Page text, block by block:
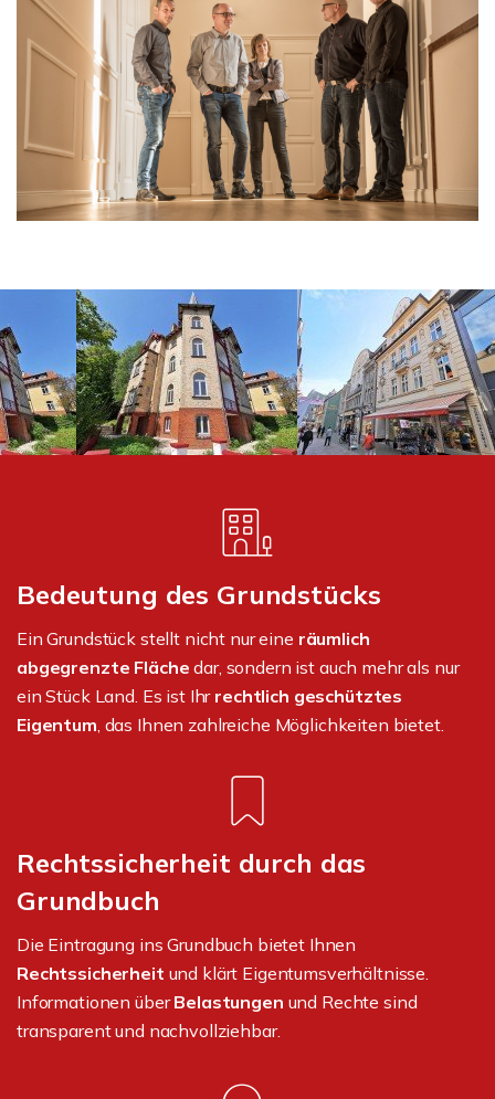
Bedeutung des Grundstücks
Ein Grundstück stellt nicht nur eine räumlich
abgegrenzte Fläche dar, sondern ist auch mehr als nur
ein Stück Land. Es ist Ihr rechtlich geschütztes
Eigentum , das Ihnen zahlreiche Möglichkeiten bietet.
Rechtssicherheit durch das
Grundbuch
Die Eintragung ins Grundbuch bietet Ihnen
Rechtssicherheit und klärt Eigentumsverhältnisse.
Informationen überBelastungen und Rechte sind
transparent und nachvollziehbar.